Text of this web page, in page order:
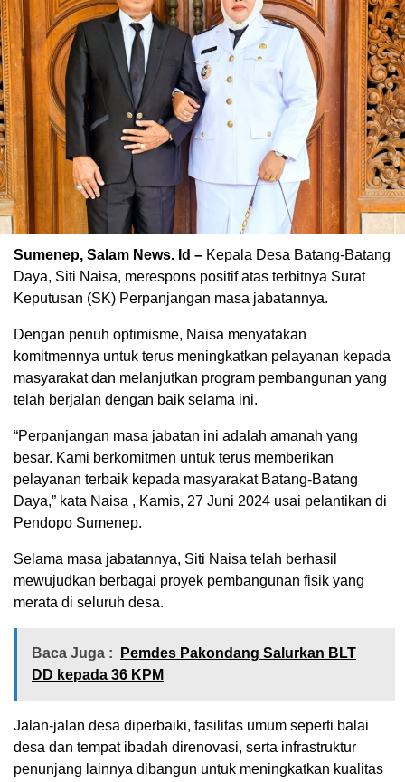
Sumenep, Salam News. Id – Kepala Desa Batang-Batang
Daya, Siti Naisa, merespons positif atas terbitnya Surat
Keputusan (SK) Perpanjangan masa jabatannya.
Dengan penuh optimisme, Naisa menyatakan
komitmennya untuk terus meningkatkan pelayanan kepada
masyarakat dan melanjutkan program pembangunan yang
telah berjalan dengan baik selama ini.
“Perpanjangan masa jabatan ini adalah amanah yang
besar. Kami berkomitmen untuk terus memberikan
pelayanan terbaik kepada masyarakat Batang-Batang
Daya,” kata Naisa , Kamis, 27 Juni 2024 usai pelantikan di
Pendopo Sumenep.
Selama masa jabatannya, Siti Naisa telah berhasil
mewujudkan berbagai proyek pembangunan fisik yang
merata di seluruh desa.
Baca Juga :
Pemdes Pakondang Salurkan BLT
DD kepada 36 KPM
Jalan-jalan desa diperbaiki, fasilitas umum seperti balai
desa dan tempat ibadah direnovasi, serta infrastruktur
penunjang lainnya dibangun untuk meningkatkan kualitas